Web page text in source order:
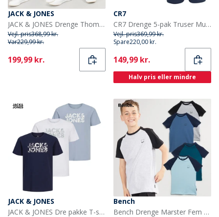
JACK & JONES
JACK & JONES Drenge Thomas Joggingbukser 2-pak Lys grå Melange/Sort
Vejl. pris368,99 kr.
Var229,99 kr.
Current
199,99 kr.
CR7
CR7 Drenge 5-pak Truser Multifarvet
Vejl. pris369,99 kr.
Spare220,00 kr.
Current
149,99 kr.
Halv pris eller mindre
JACK & JONES
JACK & JONES Dre pakke T-shirts med blomsterprint til Drenge Hvid/Ashley Blå/Marineblå
Bench
Bench Drenge Marster Fem Pakke T-Shirts Gråmeleret / Is / Blågrøn / Hvid / Skiferblå